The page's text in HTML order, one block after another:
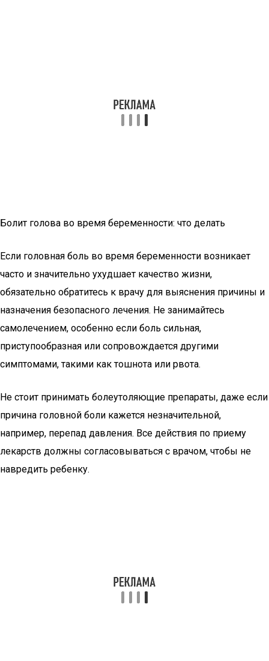
Болит голова во время беременности: что делать
Если головная боль во время беременности возникает
часто и значительно ухудшает качество жизни,
обязательно обратитесь к врачу для выяснения причины и
назначения безопасного лечения. Не занимайтесь
самолечением, особенно если боль сильная,
приступообразная или сопровождается другими
симптомами, такими как тошнота или рвота.
Не стоит принимать болеутоляющие препараты, даже если
причина головной боли кажется незначительной,
например, перепад давления. Все действия по приему
лекарств должны согласовываться с врачом, чтобы не
навредить ребенку.